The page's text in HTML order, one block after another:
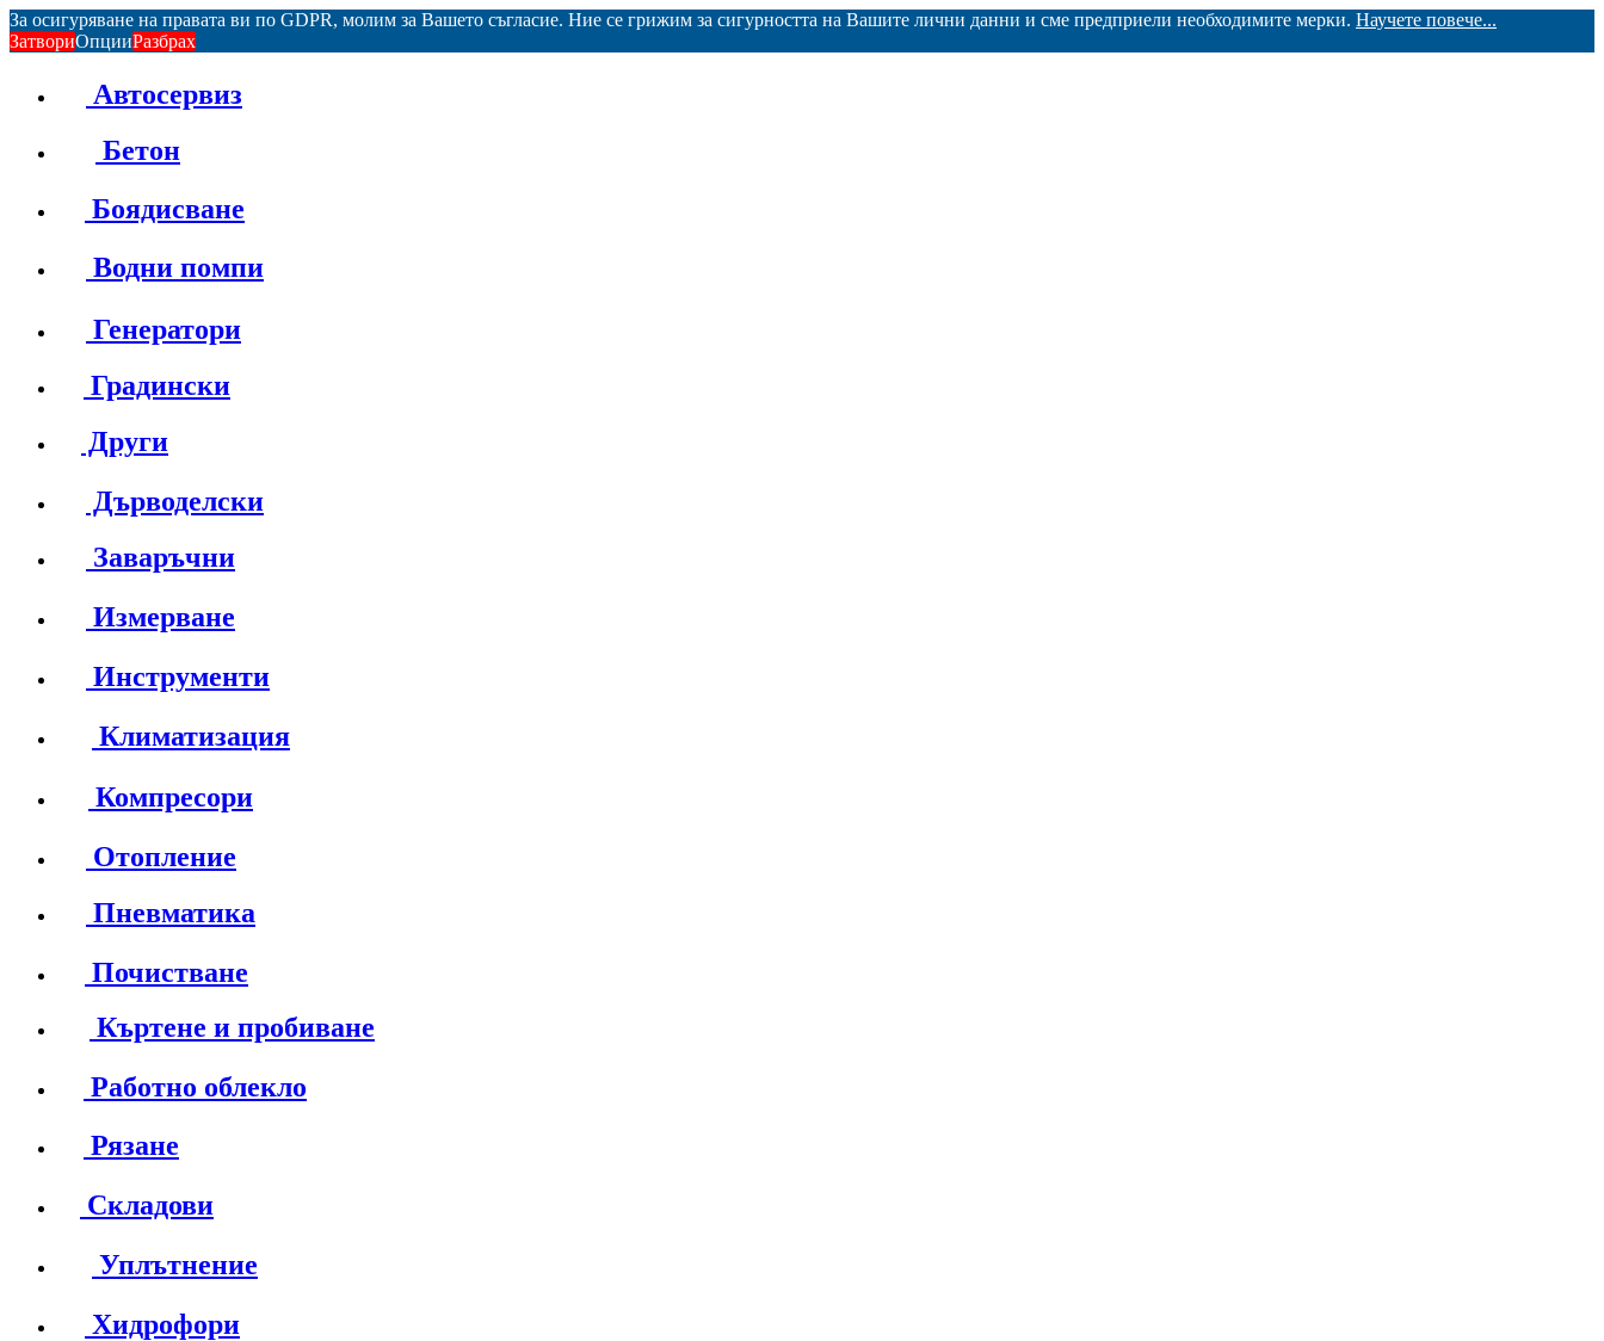
За осигуряване на правата ви по GDPR, молим за Вашето съгласие. Ние се грижим за сигурността на Вашите лични данни и сме предприели необходимите мерки. Научете повече...
ЗатвориОпцииРазбрах
Автосервиз
Бетон
Боядисване
Водни помпи
Генератори
Градински
Други
Дърводелски
Заваръчни
Измерване
Инструменти
Климатизация
Компресори
Отопление
Пневматика
Почистване
Къртене и пробиване
Работно облекло
Рязане
Складови
Уплътнение
Хидрофори